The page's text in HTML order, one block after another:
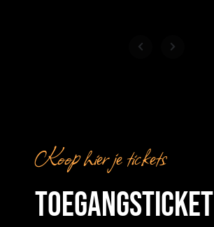
Koop hier je tickets
Toegangsticket